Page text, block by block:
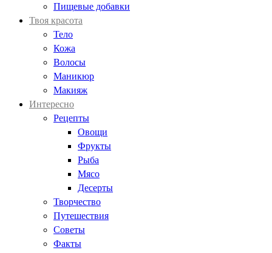
Пищевые добавки
Твоя красота
Тело
Кожа
Волосы
Маникюр
Макияж
Интересно
Рецепты
Овощи
Фрукты
Рыба
Мясо
Десерты
Творчество
Путешествия
Советы
Факты